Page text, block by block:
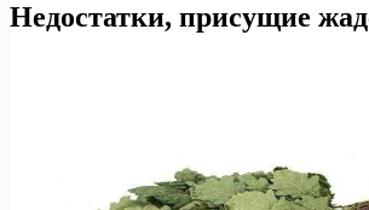
Недостатки, присущие